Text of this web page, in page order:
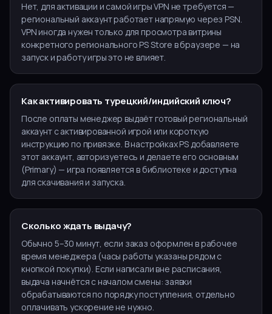
Нет, для активации и самой игры VPN не требуется —
региональный аккаунт работает напрямую через PSN.
VPN иногда нужен только для просмотра витрины
конкретного регионального PS Store в браузере — на
запуск и работу игры это не влияет.
Как активировать турецкий/индийский ключ?
После оплаты менеджер выдаёт готовый региональный
аккаунт с активированной игрой или короткую
инструкцию по привязке. В настройках PS добавляете
этот аккаунт, авторизуетесь и делаете его основным
(Primary) — игра появляется в библиотеке и доступна
для скачивания и запуска.
Сколько ждать выдачу?
Обычно 5–30 минут, если заказ оформлен в рабочее
время менеджера (часы работы указаны рядом с
кнопкой покупки). Если написали вне расписания,
выдача начнётся с началом смены: заявки
обрабатываются по порядку поступления, отдельно
оплачивать ускорение не нужно.